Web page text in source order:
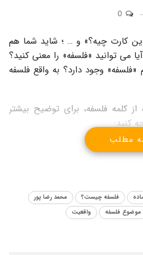
کارت چیه؟» و … ؛ شاید شما هم
می توانید «فلسفه» را معنی کنید؟
«فلسفه» وجود دارد؟ به واقع فلسفه
از کلمه فلسفه، برای توضیح بیشتر
کنید:
آجر را به یک بنا نشان دهید، به
او به آجر از آن جهت که یک کلای
آجر برای یک عکاس نیز در
به همان آجر که دیگران به نحو
مطلب
فلسفه چیست؟
محمد رضا پور
موضوع فلسفه واقعیت